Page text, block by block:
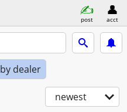
post acct
by dealer
newest